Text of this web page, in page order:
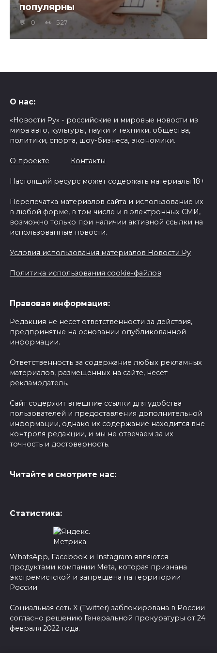
популярны
0 527
О нас:
«Новости Ру» - российские и мировые новости из
мира авто, культуры, науки и техники, общества,
политики, спорта, шоу-бизнеса, экономики.
О проекте Контакты
Настоящий ресурс может содержать материалы 18+
Перепечатка материалов сайта и использование их
в любой форме, в том числе и в электронных СМИ,
возможно только при наличии активной ссылки на
использованные новости.
Условия использования материалов Новости Ру
Политика использования cookie-файлов
Правовая информация:
Редакция не несет ответственности за действия,
предпринятые на основании опубликованной
информации.
Ответственность за содержание любых рекламных
материалов, размещенных на сайте, несет
рекламодатель.
Сайт содержит внешние ссылки для удобства
пользователей и предоставления дополнительной
информации, однако их содержание находится вне
контроля редакции, и мы не отвечаем за их
точность и достоверность.
Читайте и смотрите нас:
Статистика:
WhatsApp, Facebook и Instagram являются
продуктами компании Meta, которая признана
экстремистской и запрещена на территории
России.
Социальная сеть X (Twitter) заблокирована в России
согласно решению Генеральной прокуратуры от 24
февраля 2022 года.